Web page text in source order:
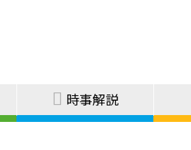
時事解説